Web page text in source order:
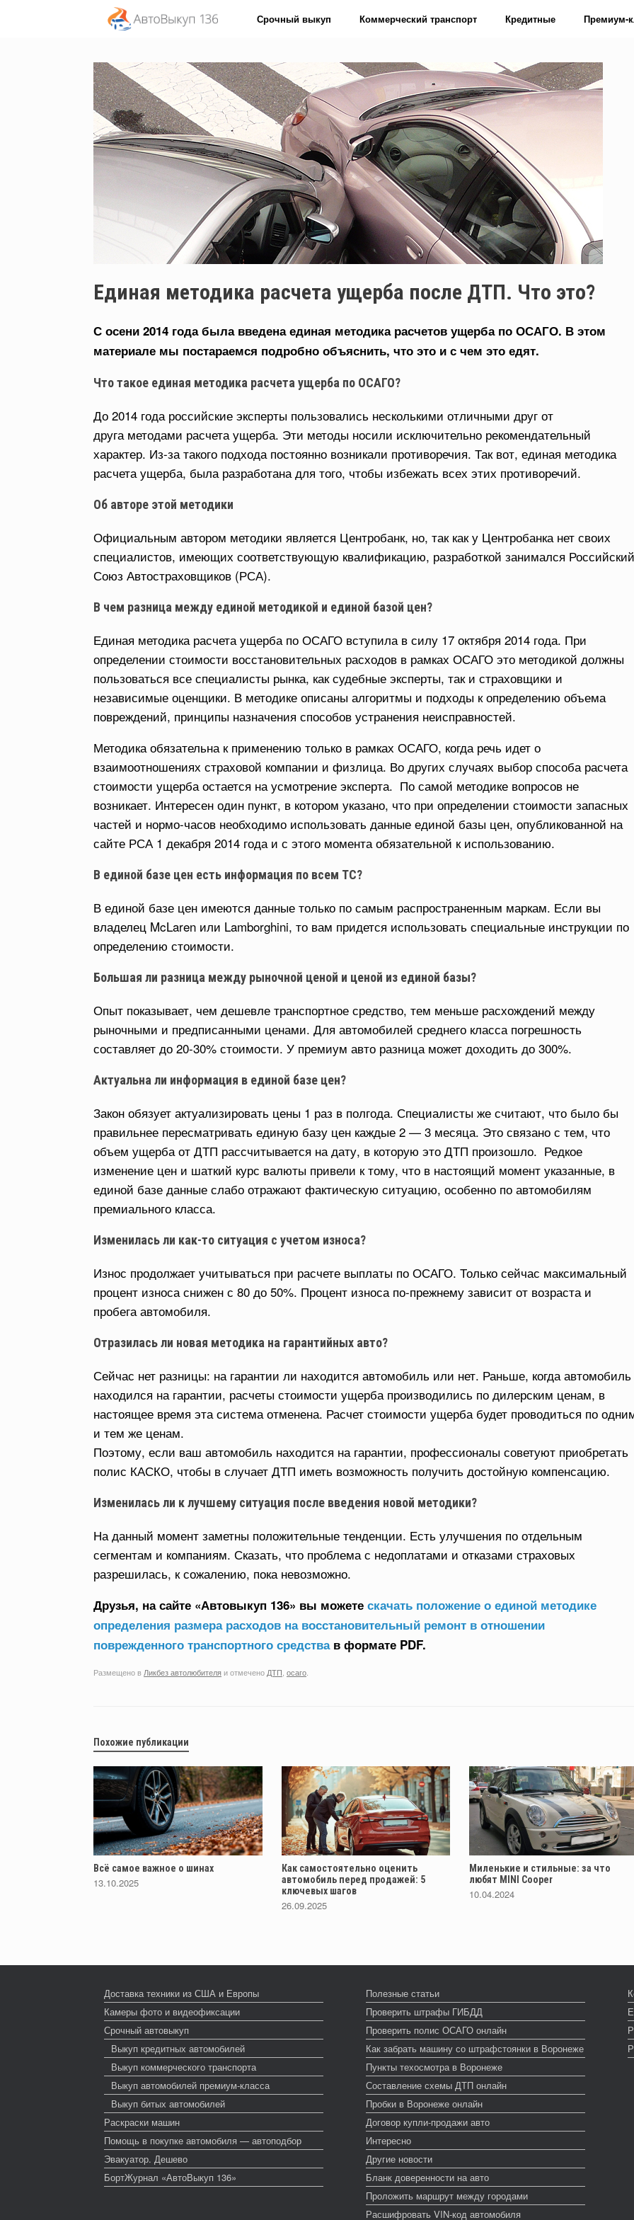
Срочный выкуп Коммерческий транспорт Кредитные Премиум-
Единая методика расчета ущерба после ДТП. Что это?
С осени 2014 года была введена единая методика расчетов ущерба по ОСАГО. В этом
материале мы постараемся подробно объяснить, что это и с чем это едят.
Что такое единая методика расчета ущерба по ОСАГО?
До 2014 года российские эксперты пользовались несколькими отличными друг от
друга методами расчета ущерба. Эти методы носили исключительно рекомендательный
характер. Из-за такого подхода постоянно возникали противоречия. Так вот, единая методика
расчета ущерба, была разработана для того, чтобы избежать всех этих противоречий.
Об авторе этой методики
Официальным автором методики является Центробанк, но, так как у Центробанка нет своих
специалистов, имеющих соответствующую квалификацию, разработкой занимался Российский
Союз Автостраховщиков (РСА).
В чем разница между единой методикой и единой базой цен?
Единая методика расчета ущерба по ОСАГО вступила в силу 17 октября 2014 года. При
определении стоимости восстановительных расходов в рамках ОСАГО это методикой должны
пользоваться все специалисты рынка, как судебные эксперты, так и страховщики и
независимые оценщики. В методике описаны алгоритмы и подходы к определению объема
повреждений, принципы назначения способов устранения неисправностей.
Методика обязательна к применению только в рамках ОСАГО, когда речь идет о
взаимоотношениях страховой компании и физлица. Во других случаях выбор способа расчета
стоимости ущерба остается на усмотрение эксперта. По самой методике вопросов не
возникает. Интересен один пункт, в котором указано, что при определении стоимости запасных
частей и нормо-часов необходимо использовать данные единой базы цен, опубликованной на
сайте РСА 1 декабря 2014 года и с этого момента обязательной к использованию.
В единой базе цен есть информация по всем ТС?
В единой базе цен имеются данные только по самым распространенным маркам. Если вы
владелец McLaren или Lamborghini, то вам придется использовать специальные инструкции по
определению стоимости.
Большая ли разница между рыночной ценой и ценой из единой базы?
Опыт показывает, чем дешевле транспортное средство, тем меньше расхождений между
рыночными и предписанными ценами. Для автомобилей среднего класса погрешность
составляет до 20-30% стоимости. У премиум авто разница может доходить до 300%.
Актуальна ли информация в единой базе цен?
Закон обязует актуализировать цены 1 раз в полгода. Специалисты же считают, что было бы
правильнее пересматривать единую базу цен каждые 2 — 3 месяца. Это связано с тем, что
объем ущерба от ДТП рассчитывается на дату, в которую это ДТП произошло. Редкое
изменение цен и шаткий курс валюты привели к тому, что в настоящий момент указанные, в
единой базе данные слабо отражают фактическую ситуацию, особенно по автомобилям
премиального класса.
Изменилась ли как-то ситуация с учетом износа?
Износ продолжает учитываться при расчете выплаты по ОСАГО. Только сейчас максимальный
процент износа снижен с 80 до 50%. Процент износа по-прежнему зависит от возраста и
пробега автомобиля.
Отразилась ли новая методика на гарантийных авто?
Сейчас нет разницы: на гарантии ли находится автомобиль или нет. Раньше, когда автомобиль
находился на гарантии, расчеты стоимости ущерба производились по дилерским ценам, в
настоящее время эта система отменена. Расчет стоимости ущерба будет проводиться по
и тем же ценам.
Поэтому, если ваш автомобиль находится на гарантии, профессионалы советуют приобретать
полис КАСКО, чтобы в случает ДТП иметь возможность получить достойную компенсацию.
Изменилась ли к лучшему ситуация после введения новой методики?
На данный момент заметны положительные тенденции. Есть улучшения по отдельным
сегментам и компаниям. Сказать, что проблема с недоплатами и отказами страховых
разрешилась, к сожалению, пока невозможно.
Друзья, на сайте «Автовыкуп 136» вы можете скачать положение о единой методике
определения размера расходов на восстановительный ремонт в отношении
поврежденного транспортного средствав формате PDF.
Размещено в Ликбез автолюбителяи отмечено ДТП осаго
Похожие публикации
Всё самое важное о шинах
13.10.2025
Как самостоятельно оценить
автомобиль перед продажей: 5
ключевых шагов
26.09.2025
Миленькие и стильные: за что
любят MINI Cooper
10.04.2024
Доставка техники из США и Европы
Камеры фото и видеофиксации
Срочный автовыкуп
Выкуп кредитных автомобилей
Выкуп коммерческого транспорта
Выкуп автомобилей премиум-класса
Выкуп битых автомобилей
Раскраски машин
Помощь в покупке автомобиля — автоподбор
Эвакуатор. Дешево
БортЖурнал «АвтоВыкуп 136»
Полезные статьи
Проверить штрафы ГИБДД
Проверить полис ОСАГО онлайн
Как забрать машину со штрафстоянки в Воронеже
Пункты техосмотра в Воронеже
Составление схемы ДТП онлайн
Пробки в Воронеже онлайн
Договор купли-продажи авто
Интересно
Другие новости
Бланк доверенности на авто
Проложить маршрут между городами
Расшифровать VIN-код автомобиля